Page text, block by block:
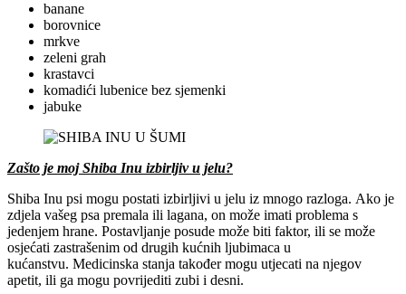
banane
borovnice
mrkve
zeleni grah
krastavci
komadići lubenice bez sjemenki
jabuke
Zašto je moj Shiba Inu izbirljiv u jelu?
Shiba Inu psi mogu postati izbirljivi u jelu iz mnogo razloga. Ako je
zdjela vašeg psa premala ili lagana, on može imati problema s
jedenjem hrane. Postavljanje posude može biti faktor, ili se može
osjećati zastrašenim od drugih kućnih ljubimaca u
kućanstvu. Medicinska stanja također mogu utjecati na njegov
apetit, ili ga mogu povrijediti zubi i desni.